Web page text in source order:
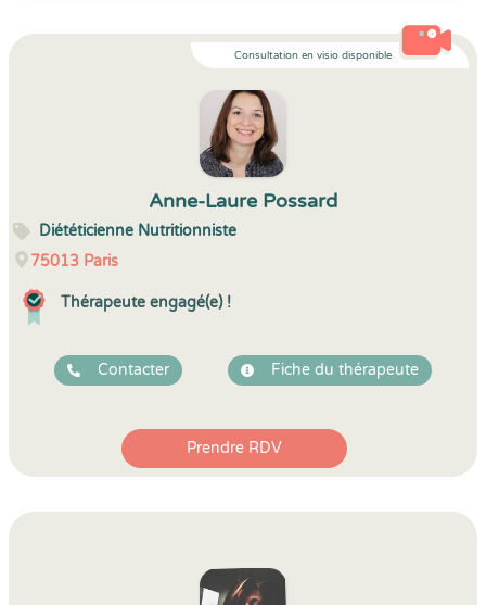
Consultation en visio disponible
Anne-Laure Possard
Diététicienne Nutritionniste
75013 Paris
Thérapeute engagé(e) !
Contacter Fiche du thérapeute
Prendre RDV